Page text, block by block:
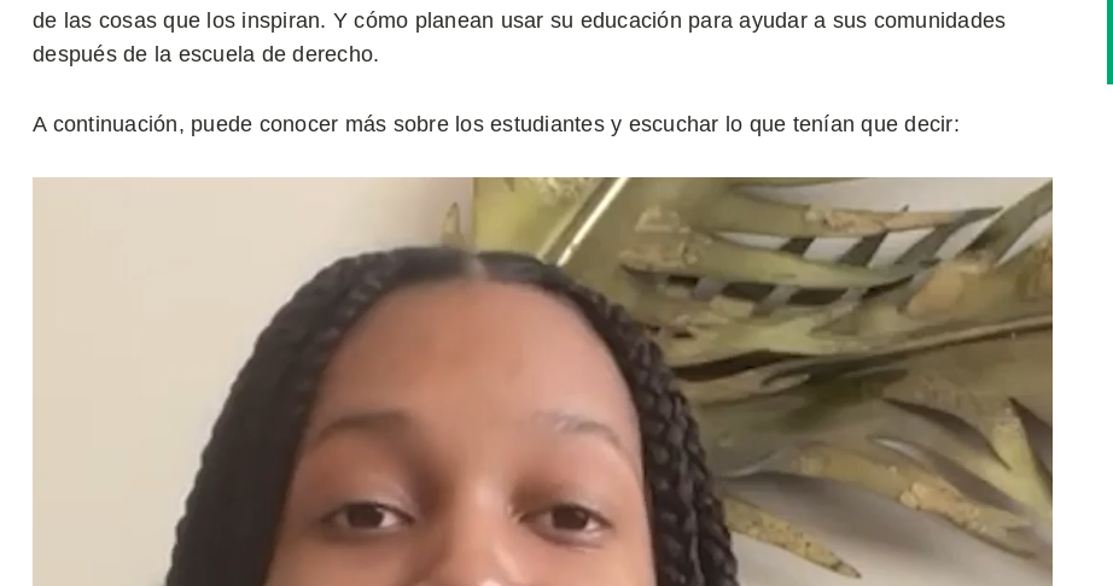
de las cosas que los inspiran. Y cómo planean usar su educación para ayudar a sus comunidades
después de la escuela de derecho.
A continuación, puede conocer más sobre los estudiantes y escuchar lo que tenían que decir: